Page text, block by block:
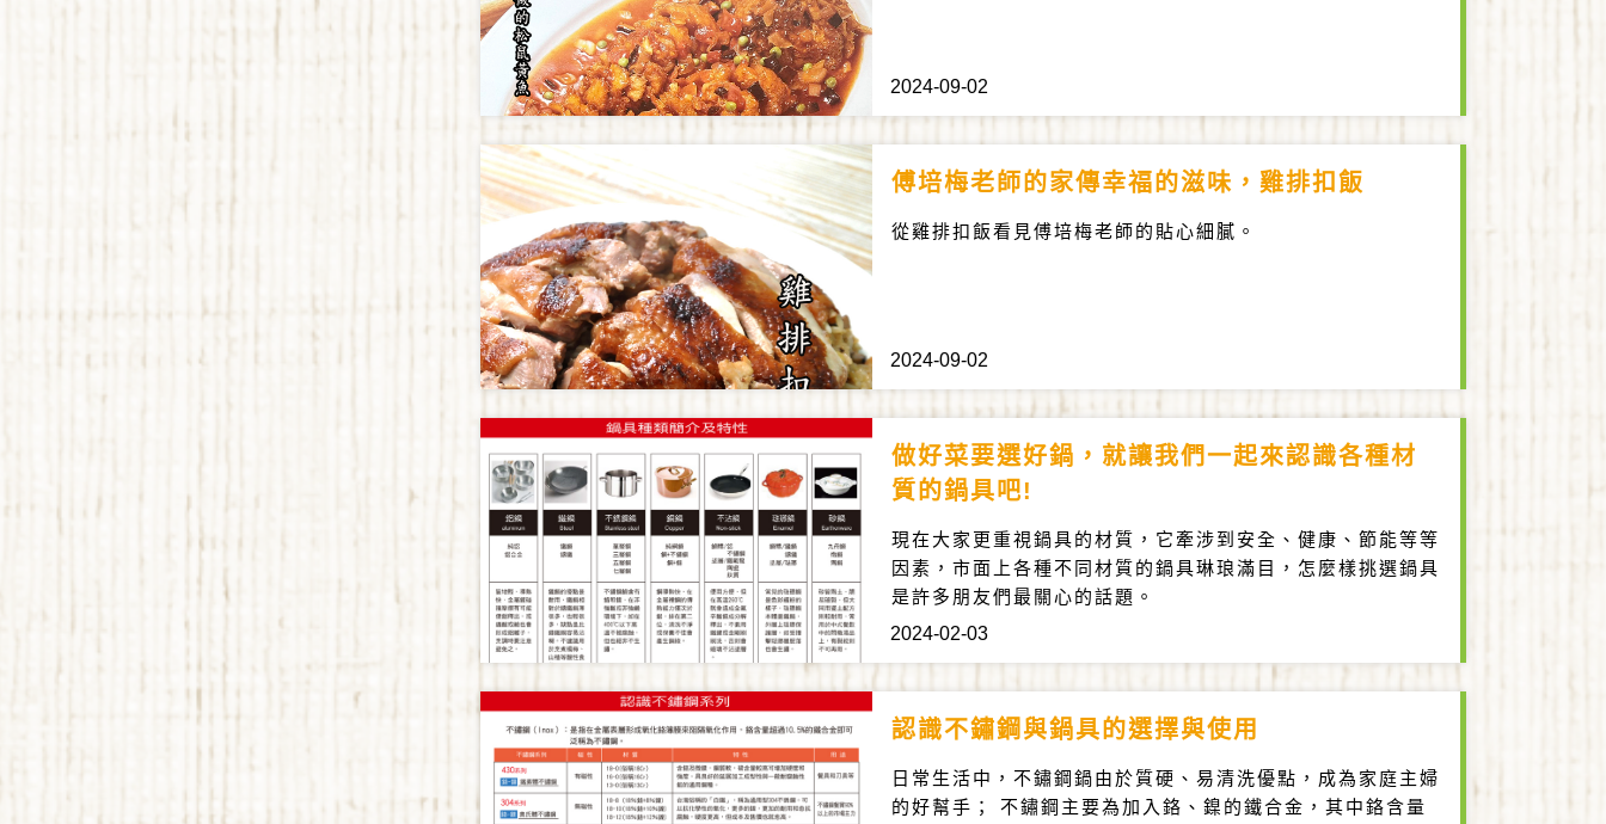
2024-09-02
傅培梅老師的家傳幸福的滋味，雞排扣飯
從雞排扣飯看見傅培梅老師的貼心細膩。
2024-09-02
做好菜要選好鍋，就讓我們一起來認識各種材
質的鍋具吧!
現在大家更重視鍋具的材質，它牽涉到安全、健康、節能等等
因素，市面上各種不同材質的鍋具琳琅滿目，怎麼樣挑選鍋具
是許多朋友們最關心的話題。
2024-02-03
認識不鏽鋼與鍋具的選擇與使用
日常生活中，不鏽鋼鍋由於質硬、易清洗優點，成為家庭主婦
的好幫手； 不鏽鋼主要為加入鉻、鎳的鐵合金，其中鉻含量